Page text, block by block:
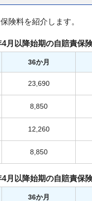
険料を紹介します。
月以降始期の自賠責保
36か月
23,690
8,850
12,260
8,850
月以降始期の自賠責保
36か月